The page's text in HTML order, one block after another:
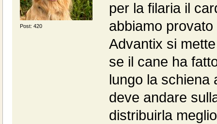
Post: 420
per la filaria il
abbiamo
Advantix si
se il cane ha
lungo la schiena
deve andare
distribuirla